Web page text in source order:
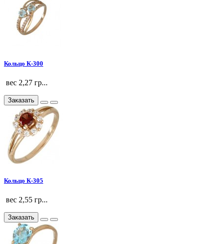
Кольцо К-300
вес 2,27 гр...
Заказать
Кольцо К-305
вес 2,55 гр...
Заказать